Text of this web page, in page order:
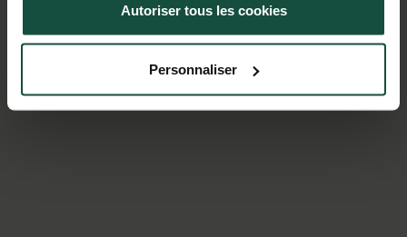
Politique de confidentialité
Partager des données d'analyse, de publicité, de
Autoriser tous les cookies
Personnaliser